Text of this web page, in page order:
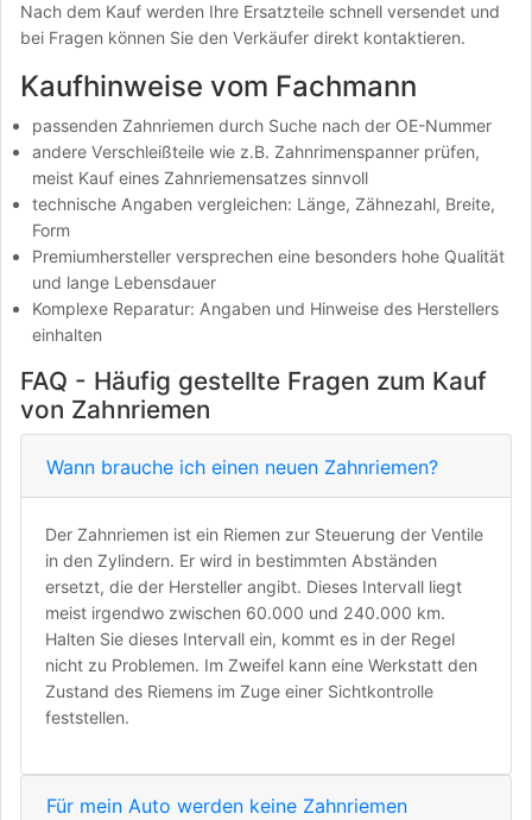
Nach dem Kauf werden Ihre Ersatzteile schnell versendet und
bei Fragen können Sie den Verkäufer direkt kontaktieren.
Kaufhinweise vom Fachmann
passenden Zahnriemen durch Suche nach der OE-Nummer
andere Verschleißteile wie z.B. Zahnrimenspanner prüfen,
meist Kauf eines Zahnriemensatzes sinnvoll
technische Angaben vergleichen: Länge, Zähnezahl, Breite,
Form
Premiumhersteller versprechen eine besonders hohe Qualität
und lange Lebensdauer
Komplexe Reparatur: Angaben und Hinweise des Herstellers
einhalten
FAQ - Häufig gestellte Fragen zum Kauf
von Zahnriemen
Wann brauche ich einen neuen Zahnriemen?
Der Zahnriemen ist ein Riemen zur Steuerung der Ventile
in den Zylindern. Er wird in bestimmten Abständen
ersetzt, die der Hersteller angibt. Dieses Intervall liegt
meist irgendwo zwischen 60.000 und 240.000 km.
Halten Sie dieses Intervall ein, kommt es in der Regel
nicht zu Problemen. Im Zweifel kann eine Werkstatt den
Zustand des Riemens im Zuge einer Sichtkontrolle
feststellen.
Für mein Auto werden keine Zahnriemen